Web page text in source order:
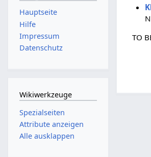
TO
Hauptseite
Hilfe
Impressum
Datenschutz
Wikiwerkzeuge
Spezialseiten
Attribute anzeigen
Alle ausklappen